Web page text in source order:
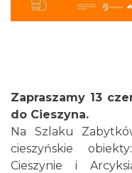
Zapraszamy 13
do Cieszyna.
Na Szlaku
cieszyńskie
Cieszynie i